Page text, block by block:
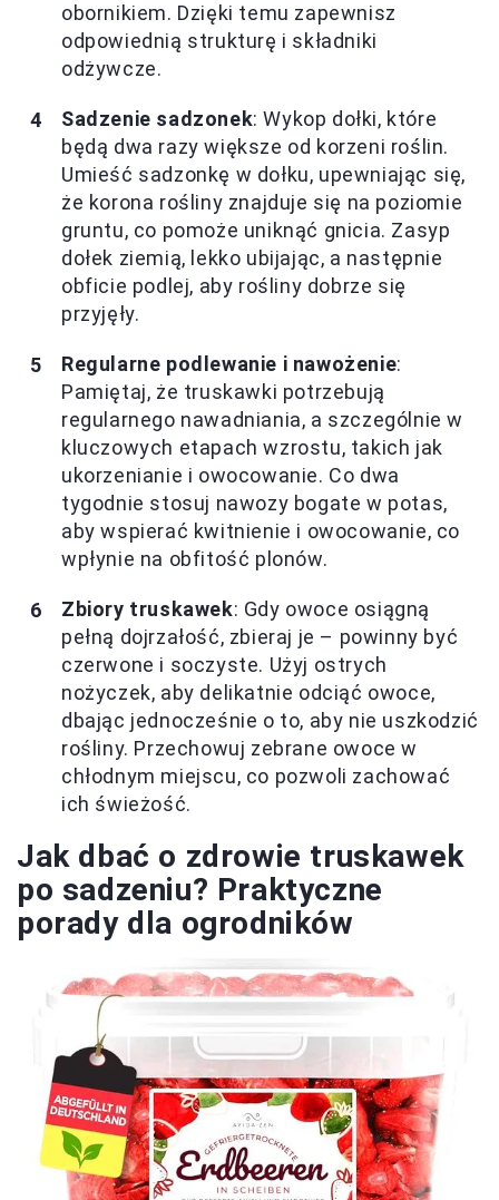
obornikiem. Dzięki temu zapewnisz
odpowiednią strukturę i składniki
odżywcze.
Sadzenie sadzonek: Wykop dołki, które
będą dwa razy większe od korzeni roślin.
Umieść sadzonkę w dołku, upewniając się,
że korona rośliny znajduje się na poziomie
gruntu, co pomoże uniknąć gnicia. Zasyp
dołek ziemią, lekko ubijając, a następnie
obficie podlej, aby rośliny dobrze się
przyjęły.
Regularne podlewanie i nawożenie:
Pamiętaj, że truskawki potrzebują
regularnego nawadniania, a szczególnie w
kluczowych etapach wzrostu, takich jak
ukorzenianie i owocowanie. Co dwa
tygodnie stosuj nawozy bogate w potas,
aby wspierać kwitnienie i owocowanie, co
wpłynie na obfitość plonów.
Zbiory truskawek: Gdy owoce osiągną
pełną dojrzałość, zbieraj je – powinny być
czerwone i soczyste. Użyj ostrych
nożyczek, aby delikatnie odciąć owoce,
dbając jednocześnie o to, aby nie uszkodzić
rośliny. Przechowuj zebrane owoce w
chłodnym miejscu, co pozwoli zachować
ich świeżość.
Jak dbać o zdrowie truskawek
po sadzeniu? Praktyczne
porady dla ogrodników